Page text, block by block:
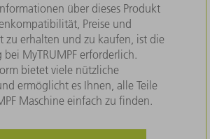
über dieses Produkt
Preise und
zu erhalten und zu kaufen, ist die
bei MyTRUMPF erforderlich.
bietet viele nützliche
ermöglicht es Ihnen, alle Teile
Maschine einfach zu finden.